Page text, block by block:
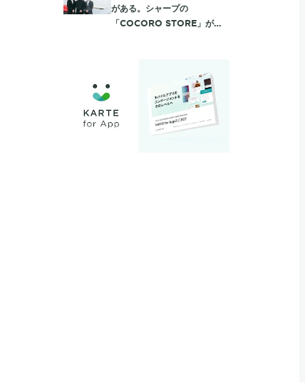
がある。シャープの
「COCORO STORE」が